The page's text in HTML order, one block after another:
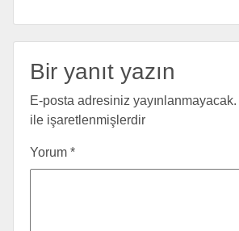
Bir yanıt yazın
E-posta adresiniz yayınlanmayacak.
ile işaretlenmişlerdir
Yorum *